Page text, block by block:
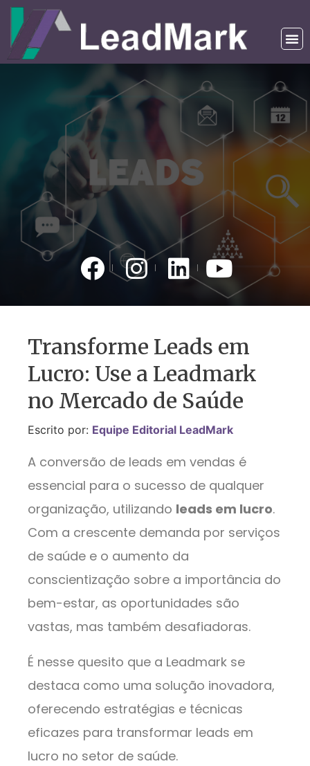
Transforme Leads em
Lucro: Use a Leadmark
no Mercado de Saúde
Escrito por: Equipe Editorial LeadMark
A conversão de leads em vendas é
essencial para o sucesso de qualquer
organização, utilizando leads em lucro.
Com a crescente demanda por serviços
de saúde e o aumento da
conscientização sobre a importância do
bem-estar, as oportunidades são
vastas, mas também desafiadoras.
É nesse quesito que a Leadmark se
destaca como uma solução inovadora,
oferecendo estratégias e técnicas
eficazes para transformar leads em
lucro no setor de saúde.